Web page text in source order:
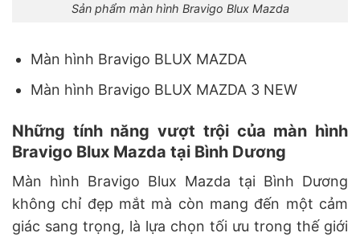
Sản phẩm màn hình Bravigo Blux Mazda
Màn hình Bravigo BLUX MAZDA
Màn hình Bravigo BLUX MAZDA 3 NEW
Những tính năng vượt trội của màn hình
Bravigo Blux Mazda tại Bình Dương
Màn hình Bravigo Blux Mazda tại Bình Dương
không chỉ đẹp mắt mà còn mang đến một cảm
giác sang trọng, là lựa chọn tối ưu trong thế giới